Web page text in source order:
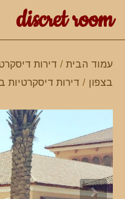
discret room
עמוד הבית / דירות
בצפון / דירות דיסקרטיות